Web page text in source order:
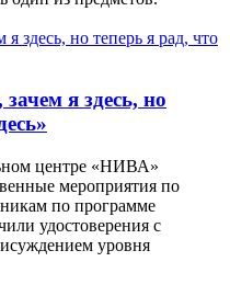
я здесь, но
центре «НИВА»
мероприятия по
по программе
удостоверения с
уровня